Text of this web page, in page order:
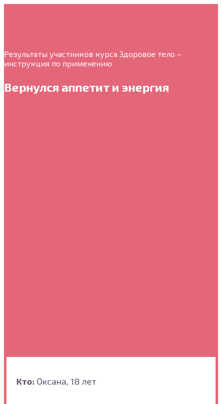
Результаты участников курса Здоровое тело –
инструкция по применению
Вернулся аппетит и энергия
Кто: Оксана, 18 лет